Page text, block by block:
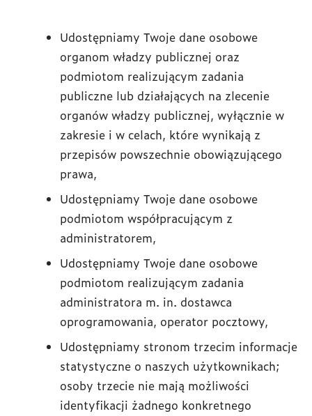
Udostępniamy Twoje dane osobowe
organom władzy publicznej oraz
podmiotom realizującym zadania
publiczne lub działających na zlecenie
organów władzy publicznej, wyłącznie w
zakresie i w celach, które wynikają z
przepisów powszechnie obowiązującego
prawa,
Udostępniamy Twoje dane osobowe
podmiotom współpracującym z
administratorem,
Udostępniamy Twoje dane osobowe
podmiotom realizującym zadania
administratora m. in. dostawca
oprogramowania, operator pocztowy,
Udostępniamy stronom trzecim informacje
statystyczne o naszych użytkownikach;
osoby trzecie nie mają możliwości
identyfikacji żadnego konkretnego